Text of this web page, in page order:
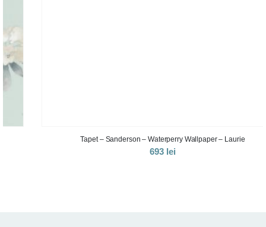
Tapet – Sanderson – Waterperry Wallpaper – Laurie